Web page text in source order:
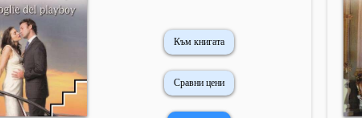
Към книгата
Сравни цени